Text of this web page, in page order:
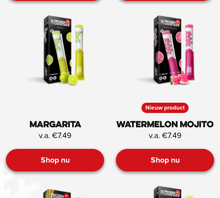
Margarita
v.a. €7.49
Shop nu
Nieuw product
Watermelon mojito
v.a. €7.49
Shop nu